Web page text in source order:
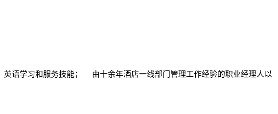
英语学习和服务技能； 由十余年酒店一线部门管理工作经验的职业经理人以